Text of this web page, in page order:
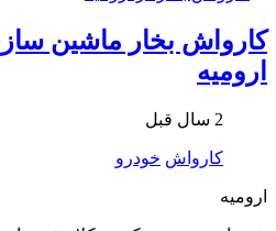
کارواش بخار ماشین
ارومیه
2 سال قبل
کارواش خودرو
ارومیه